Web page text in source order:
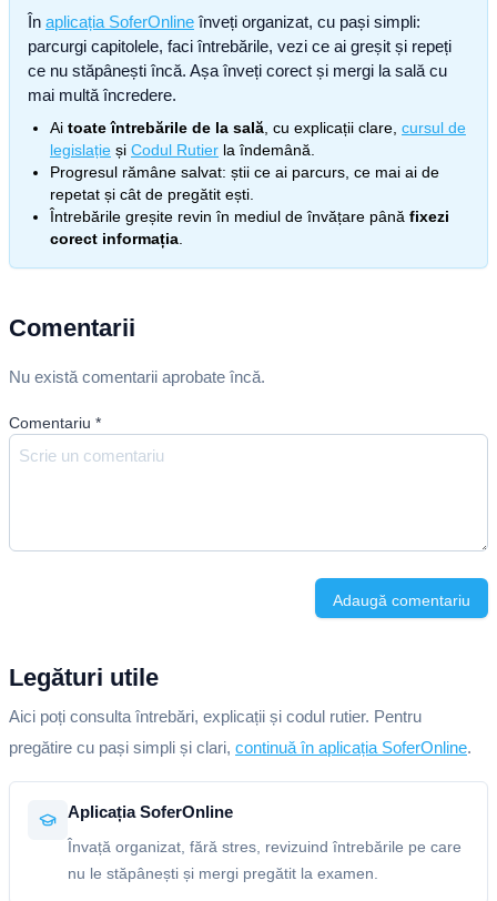
În aplicația SoferOnline înveți organizat, cu pași simpli:
parcurgi capitolele, faci întrebările, vezi ce ai greșit și repeți
ce nu stăpânești încă. Așa înveți corect și mergi la sală cu
mai multă încredere.
Ai toate întrebările de la sală , cu explicații clare, cursul de
legislație și Codul Rutier la îndemână.
Progresul rămâne salvat: știi ce ai parcurs, ce mai ai de
repetat și cât de pregătit ești.
Întrebările greșite revin în mediul de învățare până fixezi
corect informația
Comentarii
Nu există comentarii aprobate încă.
Comentariu *
Adaugă comentariu
Legături utile
Aici poți consulta întrebări, explicații și codul rutier. Pentru
pregătire cu pași simpli și clari, continuă în aplicația SoferOnline.
Aplicația SoferOnline
Învață organizat, fără stres, revizuind întrebările pe care
nu le stăpânești și mergi pregătit la examen.